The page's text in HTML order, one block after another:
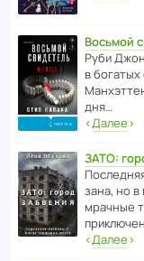
Восьмой
Руби
в
дня…
‹Далее›
ЗАТО:
зана, но
мрачные
‹Далее›